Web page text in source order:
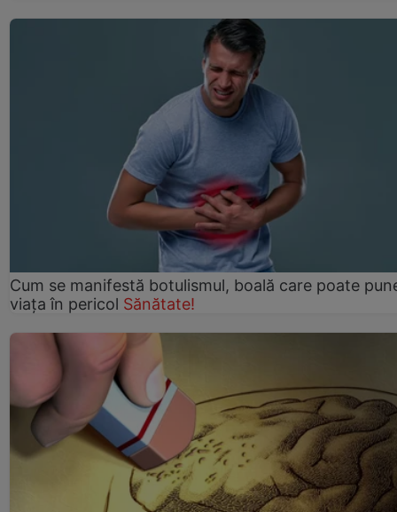
Cum se manifestă botulismul, boală care poate
viaţa în pericol Sănătate!